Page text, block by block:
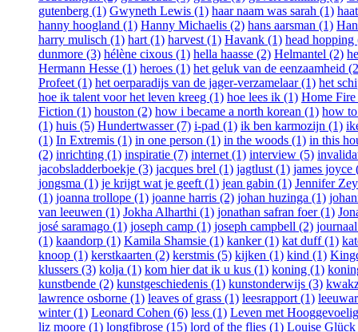
gutenberg (1) Gwyneth Lewis (1) haar naam was sarah (1)
hanny hoogland (1) Hanny Michaelis (2) hans aarsman (1)
harry mulisch (1) hart (1) harvest (1) Havank (1) head hopping
dunmore (3) hélène cixous (1) hella haasse (2) Helmantel (2)
Hermann Hesse (1) heroes (1) het geluk van de eenzaamheid
Profeet (1) het oerparadijs van de jager-verzamelaar (1) het
hoe ik talent voor het leven kreeg (1) hoe lees ik (1) Home
Fiction (1) houston (2) how i became a north korean (1) how
(1) huis (5) Hundertwasser (7) i-pad (1) ik ben karmozijn (1)
(1) In Extremis (1) in one person (1) in the woods (1) in this
(2) inrichting (1) inspiratie (7) internet (1) interview (5)
jacobsladderboekje (3) jacques brel (1) jagtlust (1) james joyce
jongsma (1) je krijgt wat je geeft (1) jean gabin (1) Jennifer
(1) joanna trollope (1) joanne harris (2) johan huzinga (1)
van leeuwen (1) Jokha Alharthi (1) jonathan safran foer (1)
josé saramago (1) joseph camp (1) joseph campbell (2)
(1) kaandorp (1) Kamila Shamsie (1) kanker (1) kat duff (1)
knoop (1) kerstkaarten (2) kerstmis (5) kijken (1) kind (1)
klussers (3) kolja (1) kom hier dat ik u kus (1) koning (1)
kunstbende (2) kunstgeschiedenis (1) kunstonderwijs (3)
lawrence osborne (1) leaves of grass (1) leesrapport (1)
winter (1) Leonard Cohen (6) less (1) Leven met
liz moore (1) longfibrose (15) lord of the flies (1) Louise Glück